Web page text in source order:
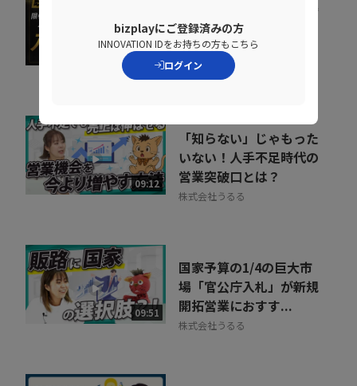
07:44
今の営業にもう一つの勝
ち筋を 入札のコツを学
んで成果につなげる
株式会社うるる
09:12
「知らない」じゃもった
いない！人手不足時代の
営業突破口とは？
株式会社うるる
09:51
国家予算の1/4の巨大市
場「官公庁入札」が新規
開拓営業におすす...
株式会社うるる
bizplayにご登録済みの方
INNOVATION IDをお持ちの方もこちら
ログイン